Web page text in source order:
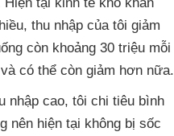
thu nhập của tôi giảm
còn khoảng 30 triệu mỗi
có thể còn giảm hơn nữa.
nhập cao, tôi chi tiêu bình
nên hiện tại không bị sốc